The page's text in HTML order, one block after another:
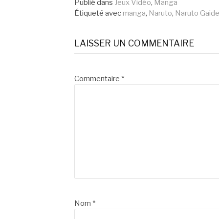
la
suite
Publié dans Jeux Vidéo, Manga
Étiqueté avecmanga, Naruto, Naruto
LAISSER UN COMMENTAIRE
Commentaire *
Nom *